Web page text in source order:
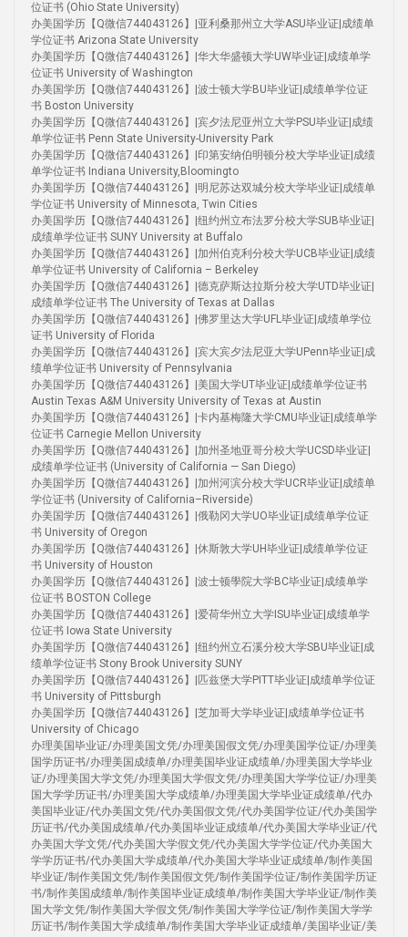
位证书 (Ohio State University)
办美国学历【Q微信744043126】|亚利桑那州立大学ASU毕业证|成绩单
学位证书 Arizona State University
办美国学历【Q微信744043126】|华大华盛顿大学UW毕业证|成绩单学
位证书 University of Washington
办美国学历【Q微信744043126】|波士顿大学BU毕业证|成绩单学位证
书 Boston University
办美国学历【Q微信744043126】|宾夕法尼亚州立大学PSU毕业证|成绩
单学位证书 Penn State University-University Park
办美国学历【Q微信744043126】|印第安纳伯明顿分校大学毕业证|成绩
单学位证书 Indiana University,Bloomingto
办美国学历【Q微信744043126】|明尼苏达双城分校大学毕业证|成绩单
学位证书 University of Minnesota, Twin Cities
办美国学历【Q微信744043126】|纽约州立布法罗分校大学SUB毕业证|
成绩单学位证书 SUNY University at Buffalo
办美国学历【Q微信744043126】|加州伯克利分校大学UCB毕业证|成绩
单学位证书 University of California – Berkeley
办美国学历【Q微信744043126】|德克萨斯达拉斯分校大学UTD毕业证|
成绩单学位证书 The University of Texas at Dallas
办美国学历【Q微信744043126】|佛罗里达大学UFL毕业证|成绩单学位
证书 University of Florida
办美国学历【Q微信744043126】|宾大宾夕法尼亚大学UPenn毕业证|成
绩单学位证书 University of Pennsylvania
办美国学历【Q微信744043126】|美国大学UT毕业证|成绩单学位证书
Austin Texas A&M University University of Texas at Austin
办美国学历【Q微信744043126】|卡内基梅隆大学CMU毕业证|成绩单学
位证书 Carnegie Mellon University
办美国学历【Q微信744043126】|加州圣地亚哥分校大学UCSD毕业证|
成绩单学位证书 (University of California — San Diego)
办美国学历【Q微信744043126】|加州河滨分校大学UCR毕业证|成绩单
学位证书 (University of California–Riverside)
办美国学历【Q微信744043126】|俄勒冈大学UO毕业证|成绩单学位证
书 University of Oregon
办美国学历【Q微信744043126】|休斯敦大学UH毕业证|成绩单学位证
书 University of Houston
办美国学历【Q微信744043126】|波士顿學院大学BC毕业证|成绩单学
位证书 BOSTON College
办美国学历【Q微信744043126】|爱荷华州立大学ISU毕业证|成绩单学
位证书 Iowa State University
办美国学历【Q微信744043126】|纽约州立石溪分校大学SBU毕业证|成
绩单学位证书 Stony Brook University SUNY
办美国学历【Q微信744043126】|匹兹堡大学PITT毕业证|成绩单学位证
书 University of Pittsburgh
办美国学历【Q微信744043126】|芝加哥大学毕业证|成绩单学位证书
University of Chicago
办理美国毕业证/办理美国文凭/办理美国假文凭/办理美国学位证/办理美
国学历证书/办理美国成绩单/办理美国毕业证成绩单/办理美国大学毕业
证/办理美国大学文凭/办理美国大学假文凭/办理美国大学学位证/办理美
国大学学历证书/办理美国大学成绩单/办理美国大学毕业证成绩单/代办
美国毕业证/代办美国文凭/代办美国假文凭/代办美国学位证/代办美国学
历证书/代办美国成绩单/代办美国毕业证成绩单/代办美国大学毕业证/代
办美国大学文凭/代办美国大学假文凭/代办美国大学学位证/代办美国大
学学历证书/代办美国大学成绩单/代办美国大学毕业证成绩单/制作美国
毕业证/制作美国文凭/制作美国假文凭/制作美国学位证/制作美国学历证
书/制作美国成绩单/制作美国毕业证成绩单/制作美国大学毕业证/制作美
国大学文凭/制作美国大学假文凭/制作美国大学学位证/制作美国大学学
历证书/制作美国大学成绩单/制作美国大学毕业证成绩单/美国毕业证/美